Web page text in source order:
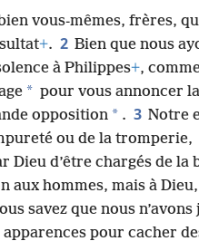
vous-mêmes, frères,
+. 2 Bien que nous
à Philippes+,
* pour vous annoncer
opposition * . 3 Notre
ou de la tromperie,
Dieu d’être chargés de
aux hommes, mais à
savez que nous
apparences pour cacher